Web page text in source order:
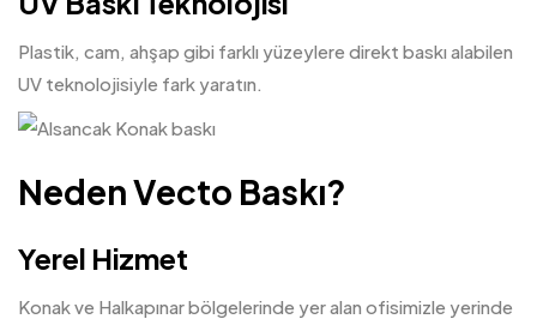
Plastik, cam, ahşap gibi farklı yüzeylere direkt baskı alabilen
UV teknolojisiyle fark yaratın.
Neden Vecto Baskı?
Yerel Hizmet
Konak ve Halkapınar bölgelerinde yer alan ofisimizle yerinde